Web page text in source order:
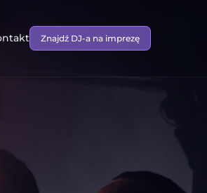
Znajdź DJ-a na imprezę